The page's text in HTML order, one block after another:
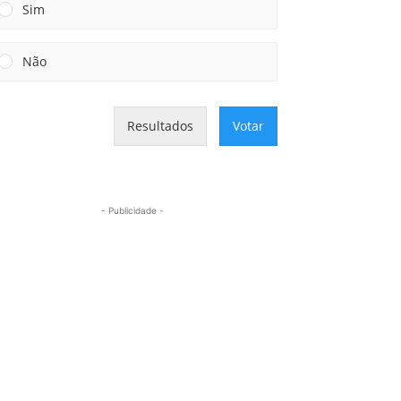
Sim
Não
Resultados Votar
- Publicidade -